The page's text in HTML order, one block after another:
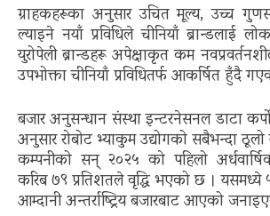
ग्राहकहरूका अनुसार उचित मूल्य, उच्च
ल्याइने नयाँ प्रविधिले चीनियाँ ब्रान्डलाई
युरोपेली ब्रान्डहरू अपेक्षाकृत कम
उपभोक्ता चीनियाँ प्रविधितर्फ आकर्षित हुँदै
बजार अनुसन्धान संस्था इन्टरनेसनल डाटा
अनुसार रोबोट भ्याकुम उद्योगको सबैभन्दा ठूलो
कम्पनीको सन् २०२५ को पहिलो
करिब ७९ प्रतिशतले वृद्धि भएको छ । यसमध्ये
आम्दानी अन्तर्राष्ट्रिय बजारबाट आएको